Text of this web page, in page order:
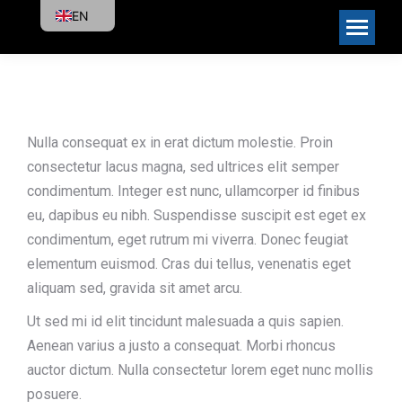
Nulla consequat ex in erat dictum molestie. Proin
consectetur lacus magna, sed ultrices elit semper
condimentum. Integer est nunc, ullamcorper id finibus
eu, dapibus eu nibh. Suspendisse suscipit est eget ex
condimentum, eget rutrum mi viverra. Donec feugiat
elementum euismod. Cras dui tellus, venenatis eget
aliquam sed, gravida sit amet arcu.
Ut sed mi id elit tincidunt malesuada a quis sapien.
Aenean varius a justo a consequat. Morbi rhoncus
auctor dictum. Nulla consectetur lorem eget nunc mollis
posuere.
EN